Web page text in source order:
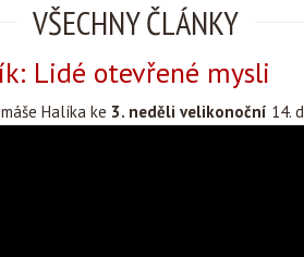
VŠECHNY ČLÁNKY
Lidé otevřené mysli
Halíka ke 3. neděli velikonoční 14.